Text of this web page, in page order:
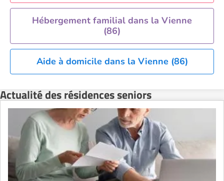
Hébergement familial dans la Vienne
(86)
Aide à domicile dans la Vienne (86)
Actualité des résidences seniors